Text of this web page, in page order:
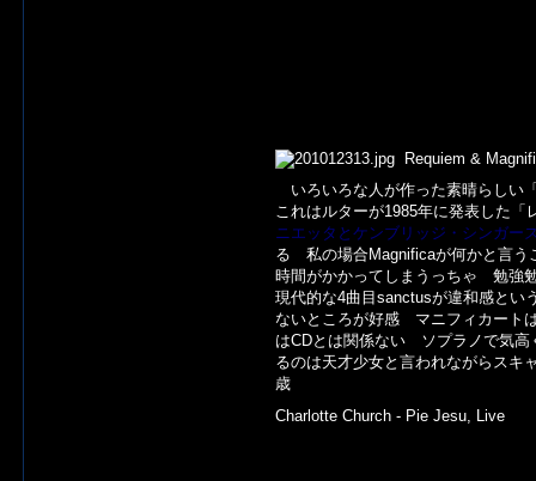
Requiem &
いろいろな人が作った素晴らし
これはルターが1985年に発表した
ニエッタとケンブリッジ・シンガー
る 私の場合Magnificaが何かと言
時間がかかってしまうっちゃ 勉
現代的な4曲目sanctusが違和感と
ないところが好感 マニフィカート
はCDとは関係ない ソプラノで気
るのは天才少女と言われながらスキ
歳
Charlotte Church - Pie Jesu, Live